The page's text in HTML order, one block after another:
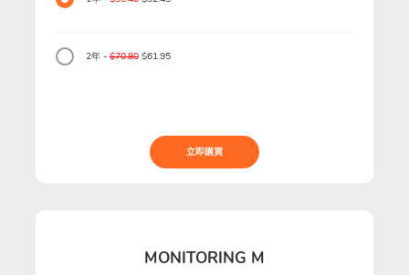
2年 -$70.80$61.95
立即購買
MONITORING M